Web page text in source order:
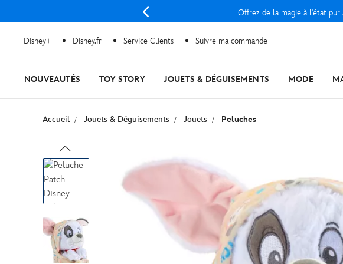
Offrez de la magie à l'état pur
Disney+ Disney.fr Service Clients Suivre ma commande
NOUVEAUTÉS TOY STORY JOUETS & DÉGUISEMENTS MODE
Accueil Jouets & Déguisements Jouets Peluches